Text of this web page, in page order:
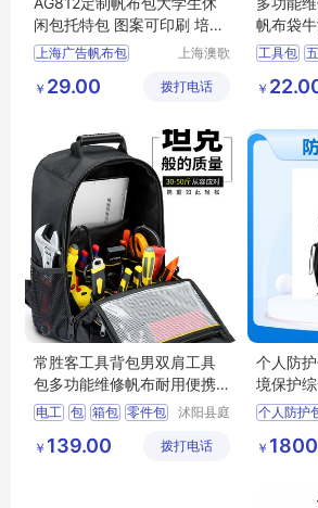
闲包托特包 图案可印刷 培训
广告布包
上海广告帆布包
上海澳歌
有限公司
￥ 29.00 拨打电话
帆布袋
工具包
￥
常胜客工具背包男双肩工具
包多功能维修帆布耐用便携
安装电工专用
电工 包 箱包 零件包
沭阳县庭
商务有限
￥ 139.00 拨打电话
个人防
境保护
个人防护
防护服
￥